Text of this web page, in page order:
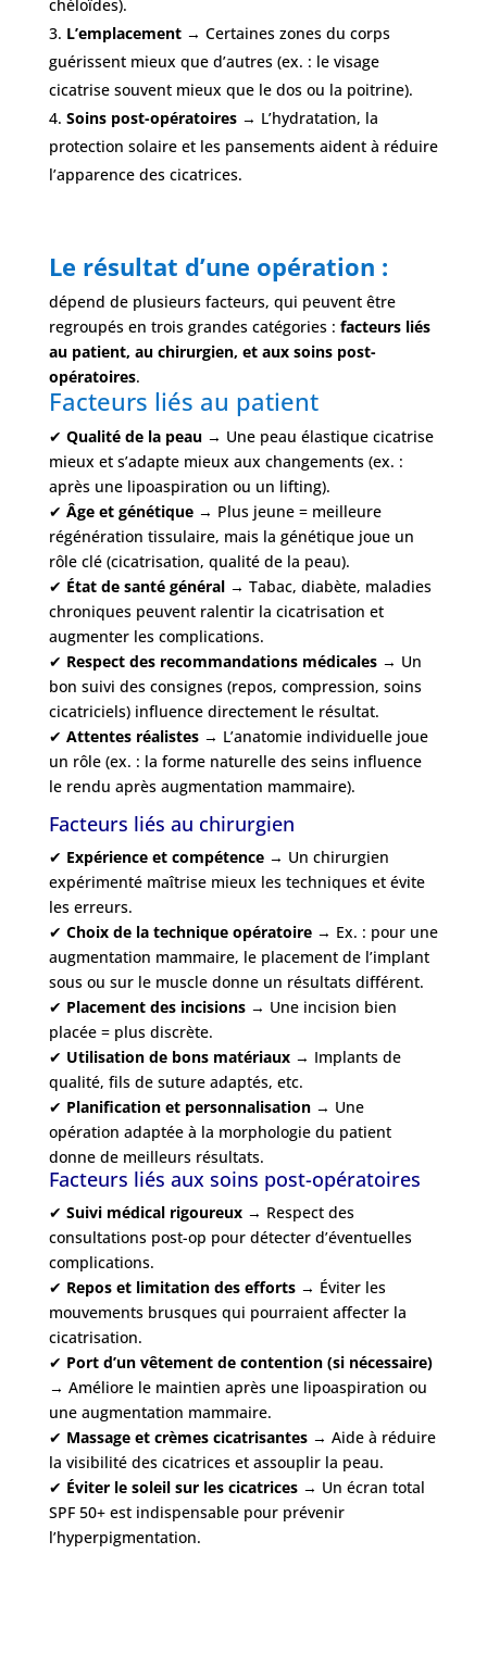
chéloïdes).
L’emplacement→ Certaines zones du corps
guérissent mieux que d’autres (ex. : le visage
cicatrise souvent mieux que le dos ou la poitrine).
Soins post-opératoires→ L’hydratation, la
protection solaire et les pansements aident à réduire
l’apparence des cicatrices.
Le résultat d’une opération :
dépend de plusieurs facteurs, qui peuvent être
regroupés en trois grandes catégories : facteurs liés
au patient, au chirurgien, et aux soins post-
opératoires.
Facteurs liés au patient
✔ Qualité de la peau→ Une peau élastique cicatrise
mieux et s’adapte mieux aux changements (ex. :
après une lipoaspiration ou un lifting).
✔ Âge et génétique→ Plus jeune = meilleure
régénération tissulaire, mais la génétique joue un
rôle clé (cicatrisation, qualité de la peau).
✔ État de santé général→ Tabac, diabète, maladies
chroniques peuvent ralentir la cicatrisation et
augmenter les complications.
✔ Respect des recommandations médicales→ Un
bon suivi des consignes (repos, compression, soins
cicatriciels) influence directement le résultat.
✔ Attentes réalistes→ L’anatomie individuelle joue
un rôle (ex. : la forme naturelle des seins influence
le rendu après augmentation mammaire).
Facteurs liés au chirurgien
✔ Expérience et compétence→ Un chirurgien
expérimenté maîtrise mieux les techniques et évite
les erreurs.
✔ Choix de la technique opératoire→ Ex. : pour une
augmentation mammaire, le placement de l’implant
sous ou sur le muscle donne un résultats différent.
✔ Placement des incisions→ Une incision bien
placée = plus discrète.
✔ Utilisation de bons matériaux→ Implants de
qualité, fils de suture adaptés, etc.
✔ Planification et personnalisation→ Une
opération adaptée à la morphologie du patient
donne de meilleurs résultats.
Facteurs liés aux soins post-opératoires
✔ Suivi médical rigoureux→ Respect des
consultations post-op pour détecter d’éventuelles
complications.
✔ Repos et limitation des efforts→ Éviter les
mouvements brusques qui pourraient affecter la
cicatrisation.
✔ Port d’un vêtement de contention (si nécessaire)
→ Améliore le maintien après une lipoaspiration ou
une augmentation mammaire.
✔ Massage et crèmes cicatrisantes→ Aide à réduire
la visibilité des cicatrices et assouplir la peau.
✔ Éviter le soleil sur les cicatrices→ Un écran total
SPF 50+ est indispensable pour prévenir
l’hyperpigmentation.